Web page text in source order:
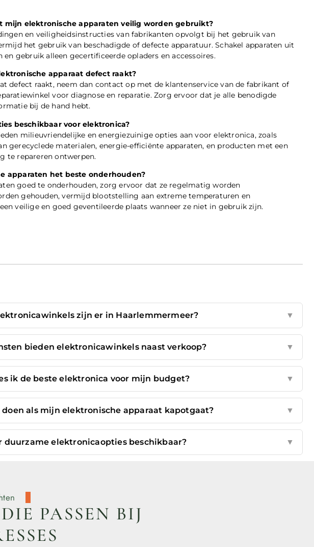
mijn elektronische apparaten veilig worden gebruikt?
en veiligheidsinstructies van fabrikanten opvolgt bij het gebruik van
het gebruik van beschadigde of defecte apparatuur. Schakel apparaten uit
gebruik alleen gecertificeerde opladers en accessoires.
apparaat defect raakt?
defect raakt, neem dan contact op met de klantenservice van de fabrikant of
voor diagnose en reparatie. Zorg ervoor dat je alle benodigde
bij de hand hebt.
beschikbaar voor elektronica?
milieuvriendelijke en energiezuinige opties aan voor elektronica, zoals
gerecyclede materialen, energie-efficiënte apparaten, en producten met een
te repareren ontwerpen.
apparaten het beste onderhouden?
goed te onderhouden, zorg ervoor dat ze regelmatig worden
gehouden, vermijd blootstelling aan extreme temperaturen en
veilige en goed geventileerde plaats wanneer ze niet in gebruik zijn.
zijn er in Haarlemmermeer? ▼
bieden elektronicawinkels naast verkoop? ▼
ik de beste elektronica voor mijn budget? ▼
als mijn elektronische apparaat kapotgaat? ▼
duurzame elektronicaopties beschikbaar? ▼
PASSEN BIJ